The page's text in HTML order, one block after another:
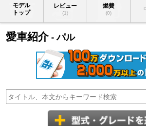
モデル
トップ
レビュー
(1)
燃費
(0)
愛車紹介- パル